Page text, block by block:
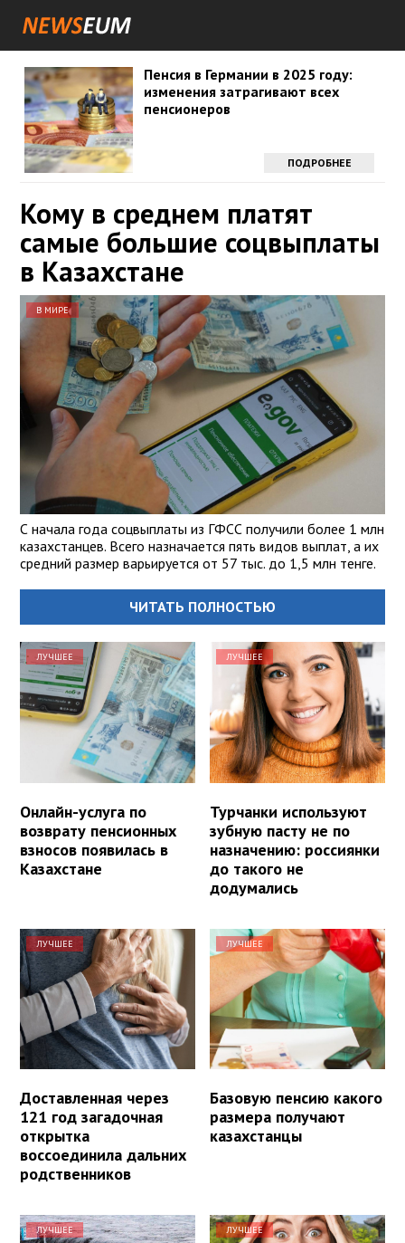
Пенсия в Германии в 2025 году:
изменения затрагивают всех
пенсионеров
ПОДРОБНЕЕ
Кому в среднем платят
самые большие соцвыплаты
в Казахстане
В МИРЕ
С начала года соцвыплаты из ГФСС получили более 1 млн
казахстанцев. Всего назначается пять видов выплат, а их
средний размер варьируется от 57 тыс. до 1,5 млн тенге.
ЧИТАТЬ ПОЛНОСТЬЮ
ЛУЧШЕЕ
Онлайн-услуга по
возврату пенсионных
взносов появилась в
Казахстане
ЛУЧШЕЕ
Турчанки используют
зубную пасту не по
назначению: россиянки
до такого не
додумались
ЛУЧШЕЕ
Доставленная через
121 год загадочная
открытка
воссоединила дальних
родственников
ЛУЧШЕЕ
Базовую пенсию какого
размера получают
казахстанцы
ЛУЧШЕЕ ЛУЧШЕЕ